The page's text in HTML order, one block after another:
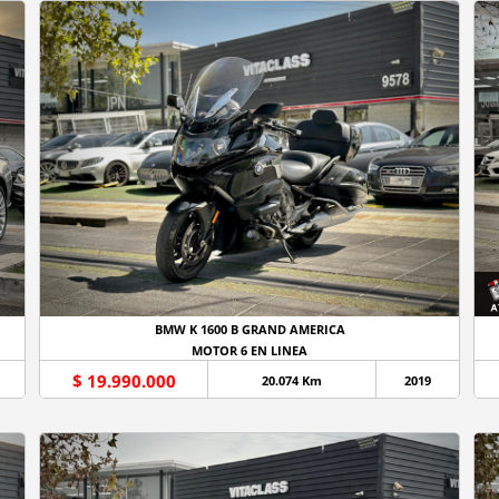
BMW K 1600 B GRAND AMERICA
MOTOR 6 EN LINEA
$ 19.990.000 20.074 Km 2019